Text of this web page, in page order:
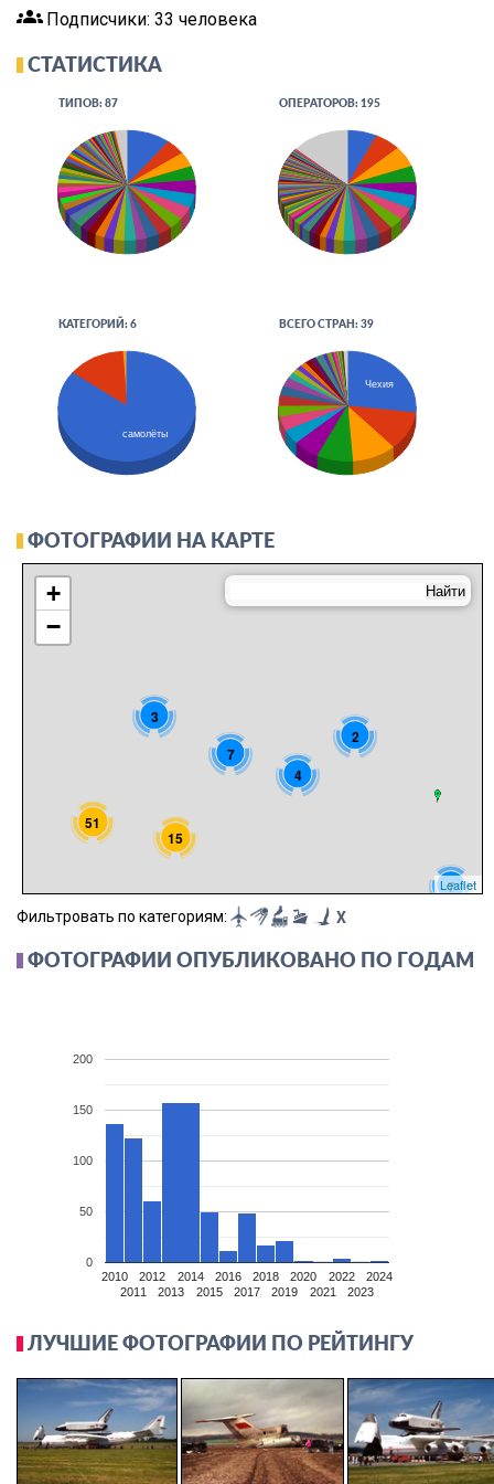
groups Подписчики: 33 человека
СТАТИСТИКА
ТИПОВ: 87 ОПЕРАТОРОВ: 195
КАТЕГОРИЙ: 6
самолёты
ВСЕГО СТРАН: 39
Чехия
ФОТОГРАФИИ НА КАРТЕ
2
7
3
4
7
51
15
+
−
Leaflet
Фильтровать по категориям:
X
ФОТОГРАФИИ ОПУБЛИКОВАНО ПО ГОДАМ
2010
2011
2012
2013
2014
2015
2016
2017
2018
2019
2020
2021
2022
2023
2024
0
50
100
150
200
ЛУЧШИЕ ФОТОГРАФИИ ПО РЕЙТИНГУ